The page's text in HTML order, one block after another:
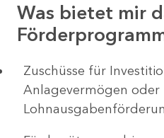
Was bietet mir
​​​​​​Zuschüsse für
Anlagevermögen oder